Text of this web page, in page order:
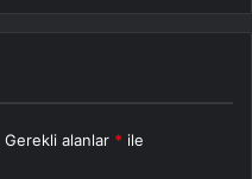
Gerekli alanlar * ile